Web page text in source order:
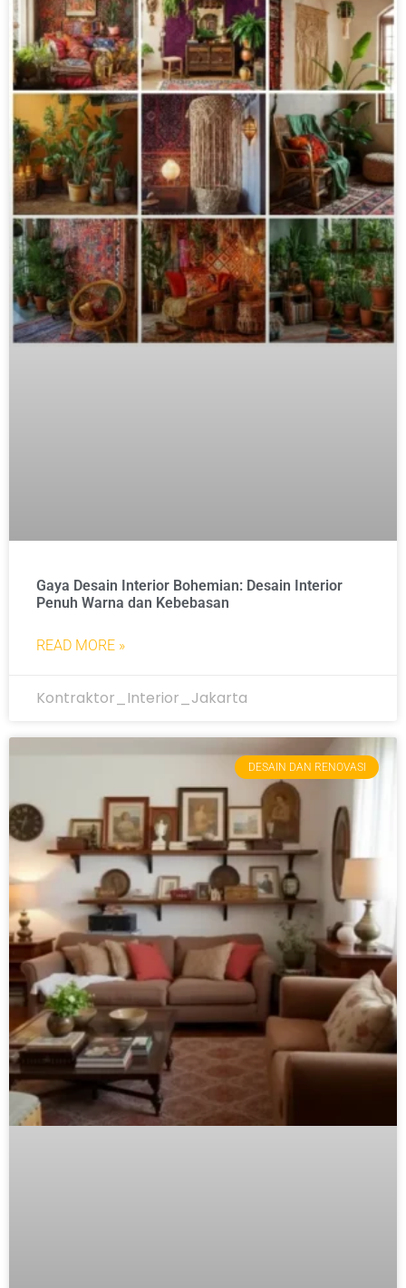
Gaya Desain Interior Bohemian: Desain Interior
Penuh Warna dan Kebebasan
READ MORE »
Kontraktor_Interior_Jakarta
DESAIN DAN RENOVASI